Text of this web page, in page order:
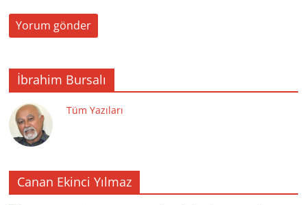
İbrahim Bursalı
Tüm Yazıları
Canan Ekinci Yılmaz